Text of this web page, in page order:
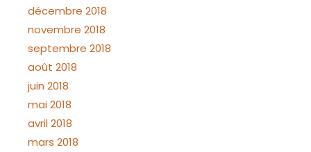
décembre 2018
novembre 2018
septembre 2018
août 2018
juin 2018
mai 2018
avril 2018
mars 2018